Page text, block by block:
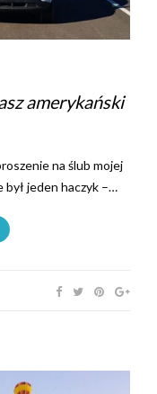
amerykański
na ślub mojej
był jeden haczyk –…